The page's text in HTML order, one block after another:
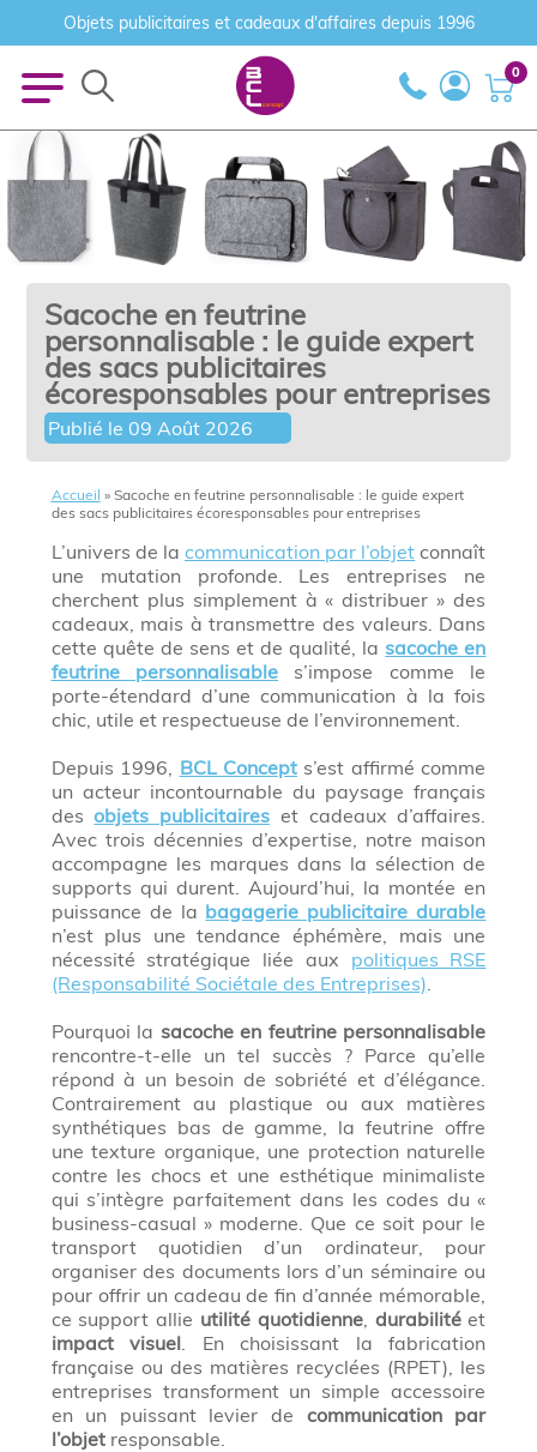
Objets publicitaires et cadeaux d'affaires depuis 1996
0
Sacoche en feutrine
personnalisable : le guide expert
des sacs publicitaires
écoresponsables pour entreprises
Publié le09 Août 2026
Accueil » Sacoche en feutrine personnalisable : le guide expert
des sacs publicitaires écoresponsables pour entreprises
L’univers de la communication par l’objet connaît
une mutation profonde. Les entreprises ne
cherchent plus simplement à « distribuer » des
cadeaux, mais à transmettre des valeurs. Dans
cette quête de sens et de qualité, lasacoche en
feutrine personnalisable s’impose comme le
porte-étendard d’une communication à la fois
chic, utile et respectueuse de l’environnement.
Depuis 1996, BCL Concept s’est affirmé comme
un acteur incontournable du paysage français
desobjets publicitaires et cadeaux d’affaires.
Avec trois décennies d’expertise, notre maison
accompagne les marques dans la sélection de
supports qui durent. Aujourd’hui, la montée en
puissance de la bagagerie publicitaire durable
n’est plus une tendance éphémère, mais une
nécessité stratégique liée aux politiques RSE
(Responsabilité Sociétale des Entreprises).
Pourquoi la sacoche en feutrine personnalisable
rencontre-t-elle un tel succès ? Parce qu’elle
répond à un besoin de sobriété et d’élégance.
Contrairement au plastique ou aux matières
synthétiques bas de gamme, la feutrine offre
une texture organique, une protection naturelle
contre les chocs et une esthétique minimaliste
qui s’intègre parfaitement dans les codes du «
business-casual » moderne. Que ce soit pour le
transport quotidien d’un ordinateur, pour
organiser des documents lors d’un séminaire ou
pour offrir un cadeau de fin d’année mémorable,
ce support allie utilité quotidienne, durabilitéet
impact visuel. En choisissant la fabrication
française ou des matières recyclées (RPET), les
entreprises transforment un simple accessoire
en un puissant levier de communication par
l’objetresponsable.